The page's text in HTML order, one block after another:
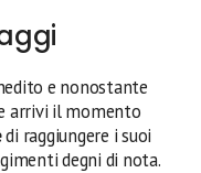
e nonostante
arrivi il momento
di raggiungere i suoi
degni di nota.